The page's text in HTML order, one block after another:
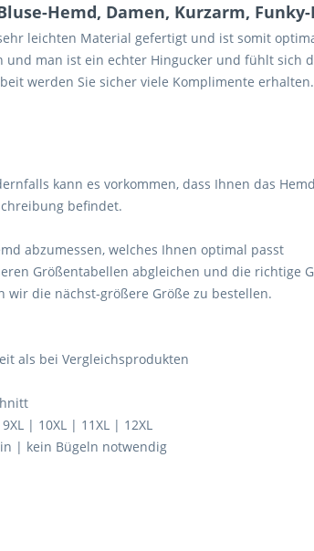
Hemd, Damen, Kurzarm,
leichten Material gefertigt und ist somit
man ist ein echter Hingucker und fühlt sich
werden Sie sicher viele Komplimente erhalten.
kann es vorkommen, dass Ihnen das
befindet.
abzumessen, welches Ihnen optimal passt
Größentabellen abgleichen und die richtige
wir die nächst-größere Größe zu bestellen.
als bei Vergleichsprodukten
| 10XL | 11XL | 12XL
| kein Bügeln notwendig